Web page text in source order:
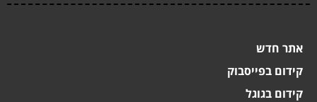
אתר חדש
קידום בפייסבוק
קידום בגוגל